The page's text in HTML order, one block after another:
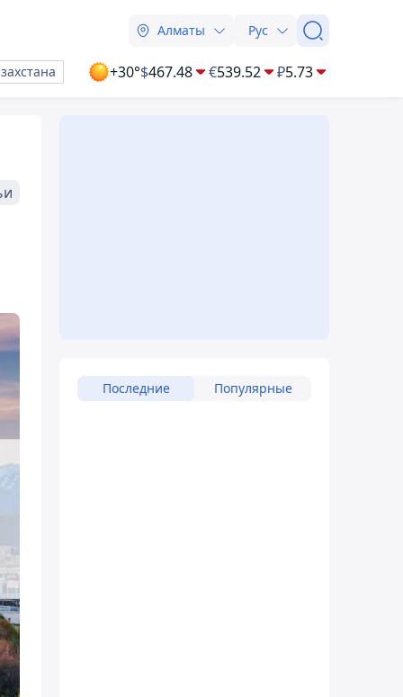
Алматы Рус
+30°$467.48 €539.52 ₽5.73
Последние Популярные